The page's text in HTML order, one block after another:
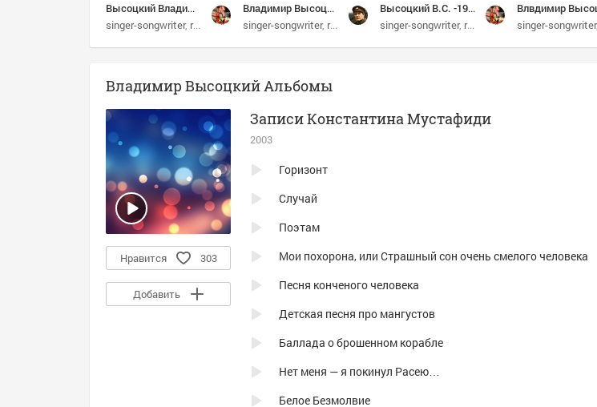
Высоцкий Владимир Семенович
singer-songwriter russian bard bard
Владимир Высоцкий – Песни О Войне (2002)
singer-songwriter russian bard bard
Высоцкий В.С. -1980 - Последний концерт
singer-songwriter russian bard bard
singer-songwriter
Владимир Высоцкий Альбомы
Записи Константина Мустафиди
2003
Нравится 303
Добавить
Горизонт
Случай
Поэтам
Мои похорона, или Страшный сон очень смелого человека
Песня конченого человека
Детская песня про мангустов
Баллада о брошенном корабле
Нет меня — я покинул Расею…
Белое Безмолвие